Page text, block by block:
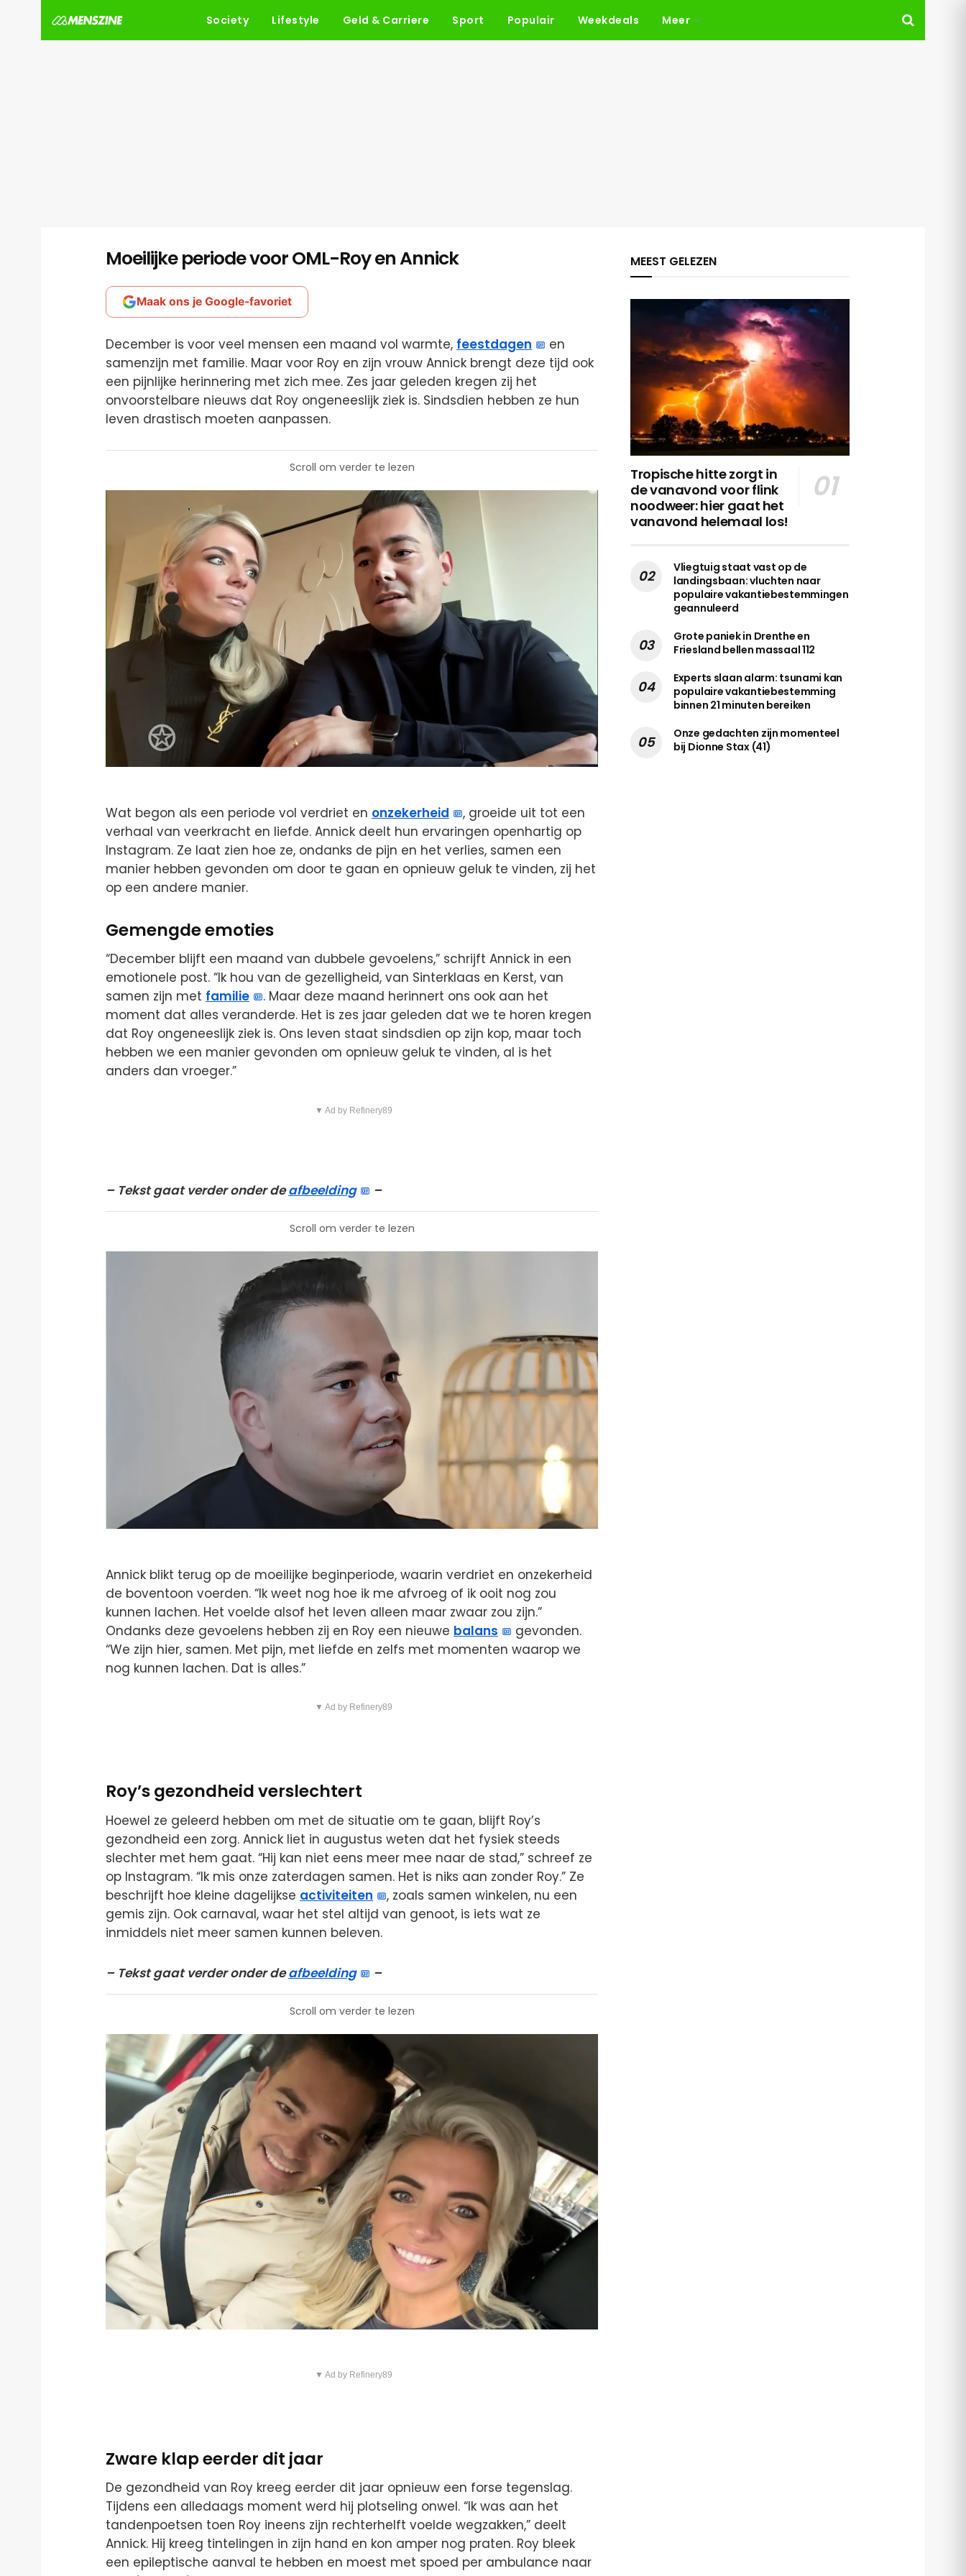
Society Lifestyle Geld & Carriere Sport Populair Weekdeals Meer
Moeilijke periode voor OML-Roy en Annick
Maak ons je Google-favoriet
December is voor veel mensen een maand vol warmte, feestdagen
en
samenzijn met familie. Maar voor Roy en zijn vrouw Annick brengt deze tijd ook
een pijnlijke herinnering met zich mee. Zes jaar geleden kregen zij het
onvoorstelbare nieuws dat Roy ongeneeslijk ziek is. Sindsdien hebben ze hun
leven drastisch moeten aanpassen.
Scroll om verder te lezen
Wat begon als een periode vol verdriet en onzekerheid
, groeide uit tot een
verhaal van veerkracht en liefde. Annick deelt hun ervaringen openhartig op
Instagram. Ze laat zien hoe ze, ondanks de pijn en het verlies, samen een
manier hebben gevonden om door te gaan en opnieuw geluk te vinden, zij het
op een andere manier.
Gemengde emoties
“December blijft een maand van dubbele gevoelens,” schrijft Annick in een
emotionele post. “Ik hou van de gezelligheid, van Sinterklaas en Kerst, van
samen zijn met familie
. Maar deze maand herinnert ons ook aan het
moment dat alles veranderde. Het is zes jaar geleden dat we te horen kregen
dat Roy ongeneeslijk ziek is. Ons leven staat sindsdien op zijn kop, maar toch
hebben we een manier gevonden om opnieuw geluk te vinden, al is het
anders dan vroeger.”
▼ Ad by Refinery89
– Tekst gaat verder onder deafbeelding –
Scroll om verder te lezen
Annick blikt terug op de moeilijke beginperiode, waarin verdriet en onzekerheid
de boventoon voerden. “Ik weet nog hoe ik me afvroeg of ik ooit nog zou
kunnen lachen. Het voelde alsof het leven alleen maar zwaar zou zijn.”
Ondanks deze gevoelens hebben zij en Roy een nieuwe balans
gevonden.
“We zijn hier, samen. Met pijn, met liefde en zelfs met momenten waarop we
nog kunnen lachen. Dat is alles.”
▼ Ad by Refinery89
Roy’s gezondheid verslechtert
Hoewel ze geleerd hebben om met de situatie om te gaan, blijft Roy’s
gezondheid een zorg. Annick liet in augustus weten dat het fysiek steeds
slechter met hem gaat. “Hij kan niet eens meer mee naar de stad,” schreef ze
op Instagram. “Ik mis onze zaterdagen samen. Het is niks aan zonder Roy.” Ze
beschrijft hoe kleine dagelijkse activiteiten
, zoals samen winkelen, nu een
gemis zijn. Ook carnaval, waar het stel altijd van genoot, is iets wat ze
inmiddels niet meer samen kunnen beleven.
– Tekst gaat verder onder deafbeelding –
Scroll om verder te lezen
▼ Ad by Refinery89
Zware klap eerder dit jaar
De gezondheid van Roy kreeg eerder dit jaar opnieuw een forse tegenslag.
Tijdens een alledaags moment werd hij plotseling onwel. “Ik was aan het
tandenpoetsen toen Roy ineens zijn rechterhelft voelde wegzakken,” deelt
Annick. Hij kreeg tintelingen in zijn hand en kon amper nog praten. Roy bleek
een epileptische aanval te hebben en moest met spoed per ambulance naar
MEEST GELEZEN
Tropische hitte zorgt in
de vanavond voor flink
noodweer: hier gaat het
vanavond helemaal los!
Vliegtuig staat vast op de
landingsbaan: vluchten naar
populaire vakantiebestemmingen
geannuleerd
Grote paniek in Drenthe en
Friesland bellen massaal 112
Experts slaan alarm: tsunami kan
populaire vakantiebestemming
binnen 21 minuten bereiken
Onze gedachten zijn momenteel
bij Dionne Stax (41)